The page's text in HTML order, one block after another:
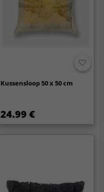
Kussensloop 50 x 50 cm
24.99 €